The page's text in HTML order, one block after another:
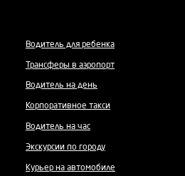
Водитель для ребенка
Трансферы в аэропорт
Водитель на день
Корпоративное такси
Водитель на час
Экскурсии по городу
Курьер на автомобиле